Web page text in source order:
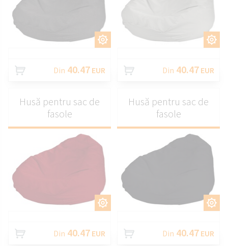
PERSONALIZAȚI
Din 40.47 EUR
PERSONALIZAȚI
Din 40.47 EUR
PERSONALIZAȚI
Husă pentru sac de
fasole
Din 40.47 EUR
PERSONALIZAȚI
Husă pentru sac de
fasole
Din 40.47 EUR